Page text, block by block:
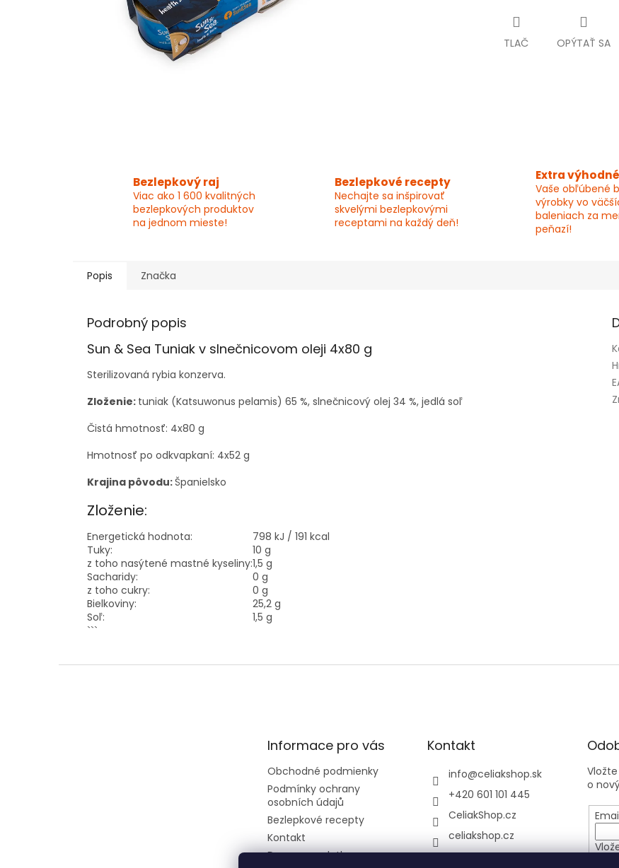
TLAČ OPÝTAŤ SA
Bezlepkový raj
Viac ako 1 600 kvalitných
bezlepkových produktov
na jednom mieste!
Bezlepkové recepty
Nechajte sa inšpirovať
skvelými bezlepkovými
receptami na každý deň!
Extra
Vaše obľúbené
výrobky vo
baleniach za
peňazí!
Popis Značka
Podrobný popis
Sun & Sea Tuniak v slnečnicovom oleji 4x80 g
Sterilizovaná rybia konzerva.
Zloženie: tuniak (Katsuwonus pelamis) 65 %, slnečnicový olej 34 %, jedlá soľ
Čistá hmotnosť: 4x80 g
Hmotnosť po odkvapkaní: 4x52 g
Krajina pôvodu:Španielsko
Zloženie:
Energetická hodnota:
798 kJ / 191 kcal
Tuky:
10 g
z toho nasýtené mastné kyseliny:1,5 g
Sacharidy:
0 g
z toho cukry:
0 g
Bielkoviny:
25,2 g
Soľ:
1,5 g
```
Informace pro vás
Obchodné podmienky
Podmínky ochrany
osobních údajů
Bezlepkové recepty
Kontakt
Doprava a platba
Kontakt
info@celiakshop.sk
+420 601 101 445
CeliakShop.cz
celiakshop.cz
o